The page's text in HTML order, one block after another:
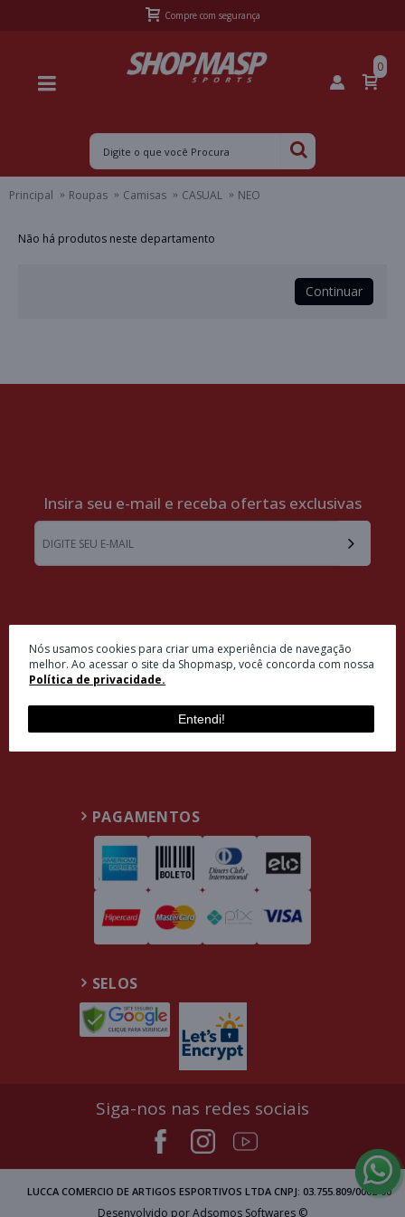
Compre com segurança
0
Principal Roupas Camisas CASUAL NEO
Não há produtos neste departamento
Continuar
Nós usamos cookies para criar uma experiência de navegação
melhor. Ao acessar o site da Shopmasp, você concorda com nossa
Política de privacidade.
Entendi!
Insira seu e-mail e receba ofertas exclusivas
MINHA CONTA
PAGAMENTOS
SELOS
Siga-nos nas redes sociais
LUCCA COMERCIO DE ARTIGOS ESPORTIVOS LTDA CNPJ: 03.755.809/0002-00
Desenvolvido por Adsomos Softwares ©